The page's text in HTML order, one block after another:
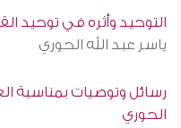
التوحيد وأثره في توحيد
ياسر عبد الله الحوري
رسائل وتوصيات بمناسبة
الحوري